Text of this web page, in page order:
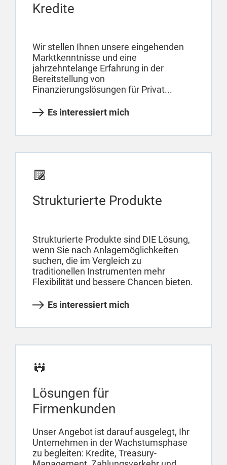
Kredite
Wir stellen Ihnen unsere eingehenden
Marktkenntnisse und eine
jahrzehntelange Erfahrung in der
Bereitstellung von
Finanzierungslösungen für Privat...
Es interessiert mich
Strukturierte Produkte
Strukturierte Produkte sind DIE Lösung,
wenn Sie nach Anlagemöglichkeiten
suchen, die im Vergleich zu
traditionellen Instrumenten mehr
Flexibilität und bessere Chancen bieten.
Es interessiert mich
Lösungen für
Firmenkunden
Unser Angebot ist darauf ausgelegt, Ihr
Unternehmen in der Wachstumsphase
zu begleiten: Kredite, Treasury-